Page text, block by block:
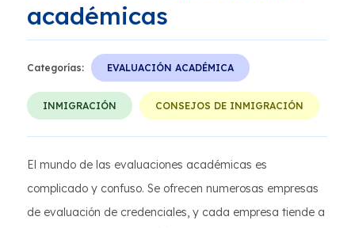
académicas
Categorías: EVALUACIÓN ACADÉMICA
INMIGRACIÓN CONSEJOS DE INMIGRACIÓN
El mundo de las evaluaciones académicas es
complicado y confuso. Se ofrecen numerosas empresas
de evaluación de credenciales, y cada empresa tiende a